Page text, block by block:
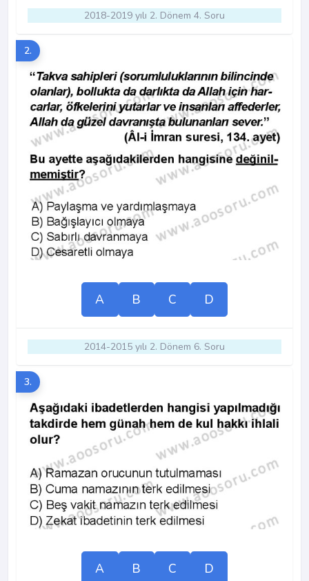
2018-2019 yılı 2. Dönem 4. Soru
2.
A B C D
2014-2015 yılı 2. Dönem 6. Soru
3.
A B C D